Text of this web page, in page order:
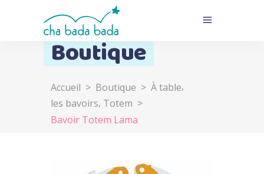
Boutique
Accueil > Boutique > À table,
les bavoirs, Totem >
Bavoir Totem Lama